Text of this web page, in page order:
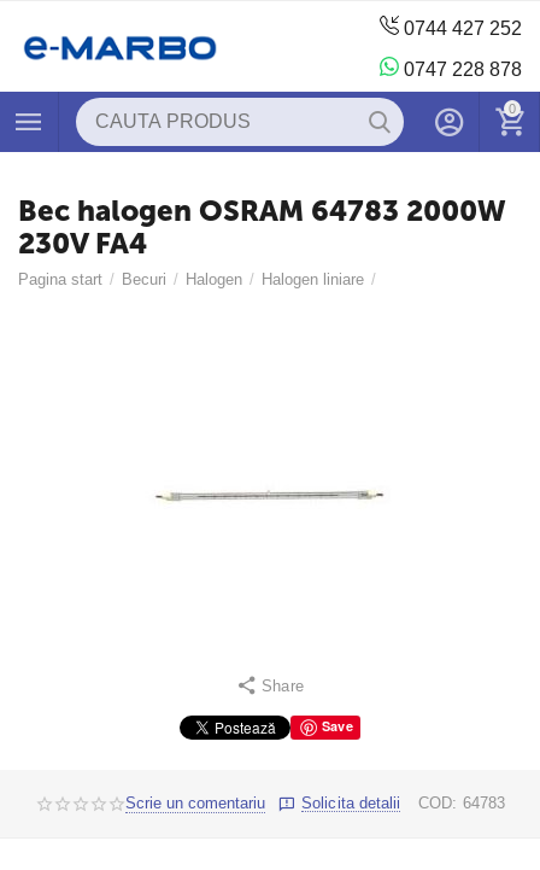
0744 427 252
0747 228 878
0
Bec halogen OSRAM 64783 2000W
230V FA4
Pagina start / Becuri / Halogen / Halogen liniare /
Share
Save
Scrie un comentariu Solicita detalii COD: 64783